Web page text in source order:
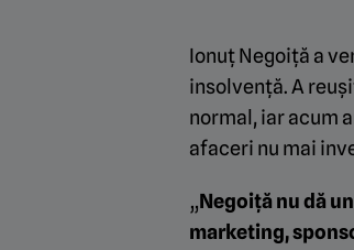
Ionuț Negoiță a
insolvență. A
normal, iar acum
afaceri nu mai
„Negoiță nu dă
marketing,